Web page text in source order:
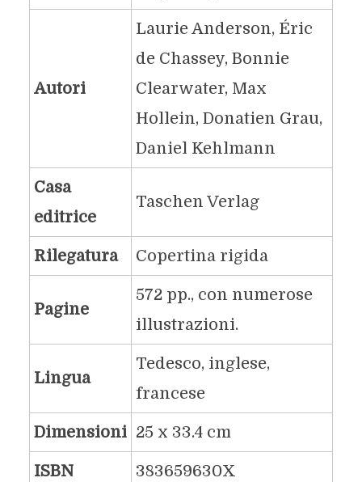
Autori
Laurie Anderson, Éric
de Chassey, Bonnie
Clearwater, Max
Hollein, Donatien Grau,
Daniel Kehlmann
Casa
editrice
Taschen Verlag
Rilegatura Copertina rigida
Pagine
572 pp., con numerose
illustrazioni.
Lingua
Tedesco, inglese,
francese
Dimensioni 25 x 33.4 cm
ISBN 383659630X